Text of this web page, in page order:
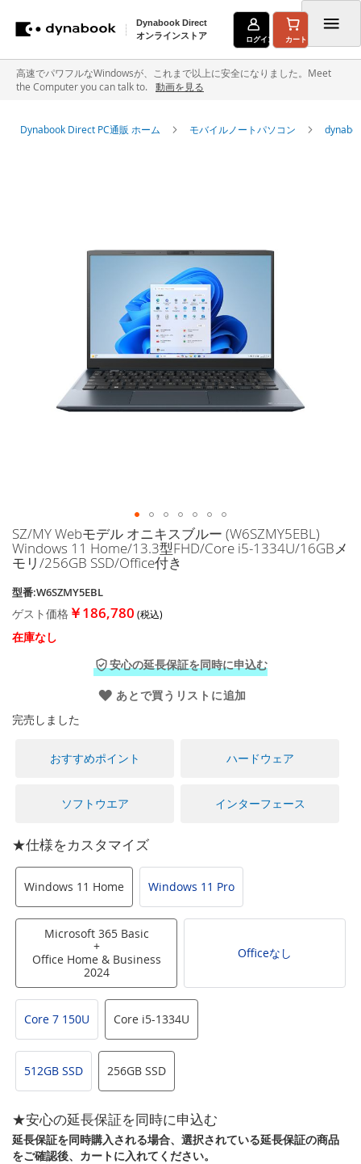
Dynabook Direct
オンラインストア
ログイン カート
高速でパワフルなWindowsが、これまで以上に安全になりました。Meet
the Computer you can talk to.
動画を見る
Dynabook Direct PC通販 ホーム モバイルノートパソコン
イ
メ
ー
ギ
ャ
ラ
リ
初
に
SZ/MY Webモデル オニキスブルー (W6SZMY5EBL)
Windows 11 Home/13.3型FHD/Core i5-1334U/16GBメ
モリ/256GB SSD/Office付き
型番:W6SZMY5EBL
ゲスト価格 ￥186,780
在庫なし
安心の延長保証を同時に申込む
あとで買うリストに追加
完売しました
おすすめポイント ハードウェア
ソフトウエア インターフェース
★仕様をカスタマイズ
Windows 11 Home Windows 11 Pro
Microsoft 365 Basic
+
Office Home & Business
2024
Officeなし
Core 7 150U Core i5-1334U
512GB SSD 256GB SSD
★安心の延長保証を同時に申込む
延長保証を同時購入される場合、選択されている延長保証の商品
をご確認後、カートに入れてください。